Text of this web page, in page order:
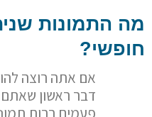
מה התמונות
חופשי?
אם אתה רוצה
דבר ראשון שאתם